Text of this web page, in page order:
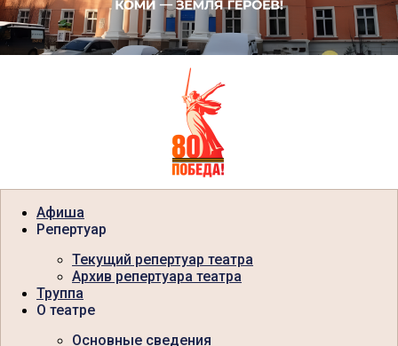
Афиша
Репертуар
Текущий репертуар театра
Архив репертуара театра
Труппа
О театре
Основные сведения